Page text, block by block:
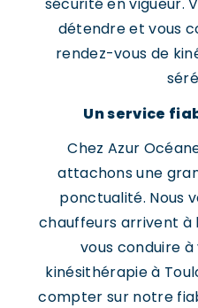
détendre et vous
rendez-vous de
Un service
Chez Azur
attachons une
ponctualité. Nous
chauffeurs arrivent à
vous conduire
kinésithérapie à
compter sur notre